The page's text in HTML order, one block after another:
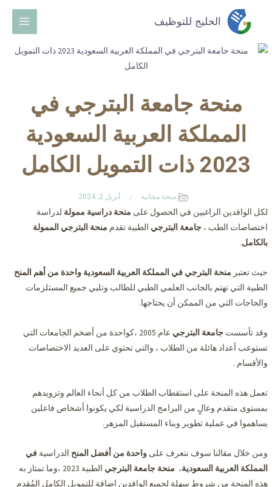
الخليج للتوظيف
Main
Menu
منحة جامعة البترجي في
المملكة العربية السعودية
2023 ذات التمويل الكامل
منحة مجانية أبريل 2, 2024
لكل الوافدين الراغبين في الحصول على منحة دراسية ممولة لدراسة
اختصاصات الطب ،جامعة البترجي الطبية تقدم منحة البترجي الممولة
بالكامل.
حيث تعتبر منحة البترجي في المملكة العربية السعودية واحدة من أهم المنح
الطبية التي تهتم بالجانب العلمي الطبي للطالب وتلبي جميع المستلزمات
والحاجات التي من الممكن أن يحتاجها.
وقد تأسستجامعة البترجي
عام 2005 ،كواحدة من أضخم الجامعات التي
تستوعب أعداد هائلة من الطلاب ، والتي تحتوي على العديد الاختصاصات
والأقسام .
تعمل هذه المنحة على استقطاب الطلاب من كل أنحاء العالم وتزويدهم
بمستوى متقدم وعالٍ من البرامج الدراسية لكي يكونوا أشخاص فاعلين
يساهموا في عملية تطوير وبناء المستقبل المزهر.
ومن خلال مقالنا سوف نتعرف علىواحدة من أفضل المنح الدراسيةفي
المملكة العربية السعودية، منحة جامعة البترجي
الطبية 2023 ،وما تمتاز به
هذه المنحة من شروط سهلة لجميع الوافدين إضافة للتمويل الكامل المُقدم